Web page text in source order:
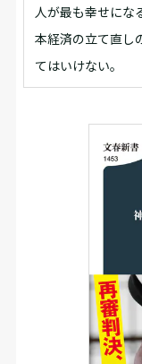
人が最も幸せに
本経済の立て直し
てはいけない。